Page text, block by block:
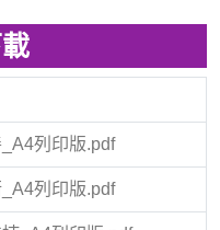
列印版.pdf
列印版.pdf